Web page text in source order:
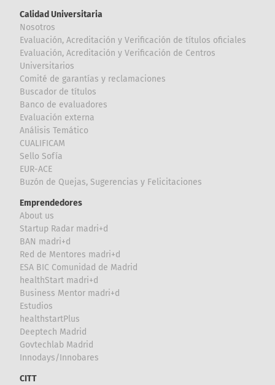
Calidad Universitaria
Nosotros
Evaluación, Acreditación y Verificación de títulos oficiales
Evaluación, Acreditación y Verificación de Centros
Universitarios
Comité de garantías y reclamaciones
Buscador de títulos
Banco de evaluadores
Evaluación externa
Análisis Temático
CUALIFICAM
Sello Sofía
EUR-ACE
Buzón de Quejas, Sugerencias y Felicitaciones
Emprendedores
About us
Startup Radar madri+d
BAN madri+d
Red de Mentores madri+d
ESA BIC Comunidad de Madrid
healthStart madri+d
Business Mentor madri+d
Estudios
healthstartPlus
Deeptech Madrid
Govtechlab Madrid
Innodays/Innobares
CITT